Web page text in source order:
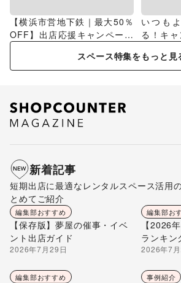
【横浜市営地下鉄｜最大50％
OFF】出店応援キャンペーン
特集
いつも
る！キ
スペース特集をもっと見
新着記事
短期出店に最適なレンタルスペース活用
とめてご紹介
編集部おすすめ
【保存版】夢屋の催事・イベ
ント出店ガイド
2026年7月29日
編集部お
【2026
ランキン
編集部が
2026年7
編集部おすすめ 事例紹介